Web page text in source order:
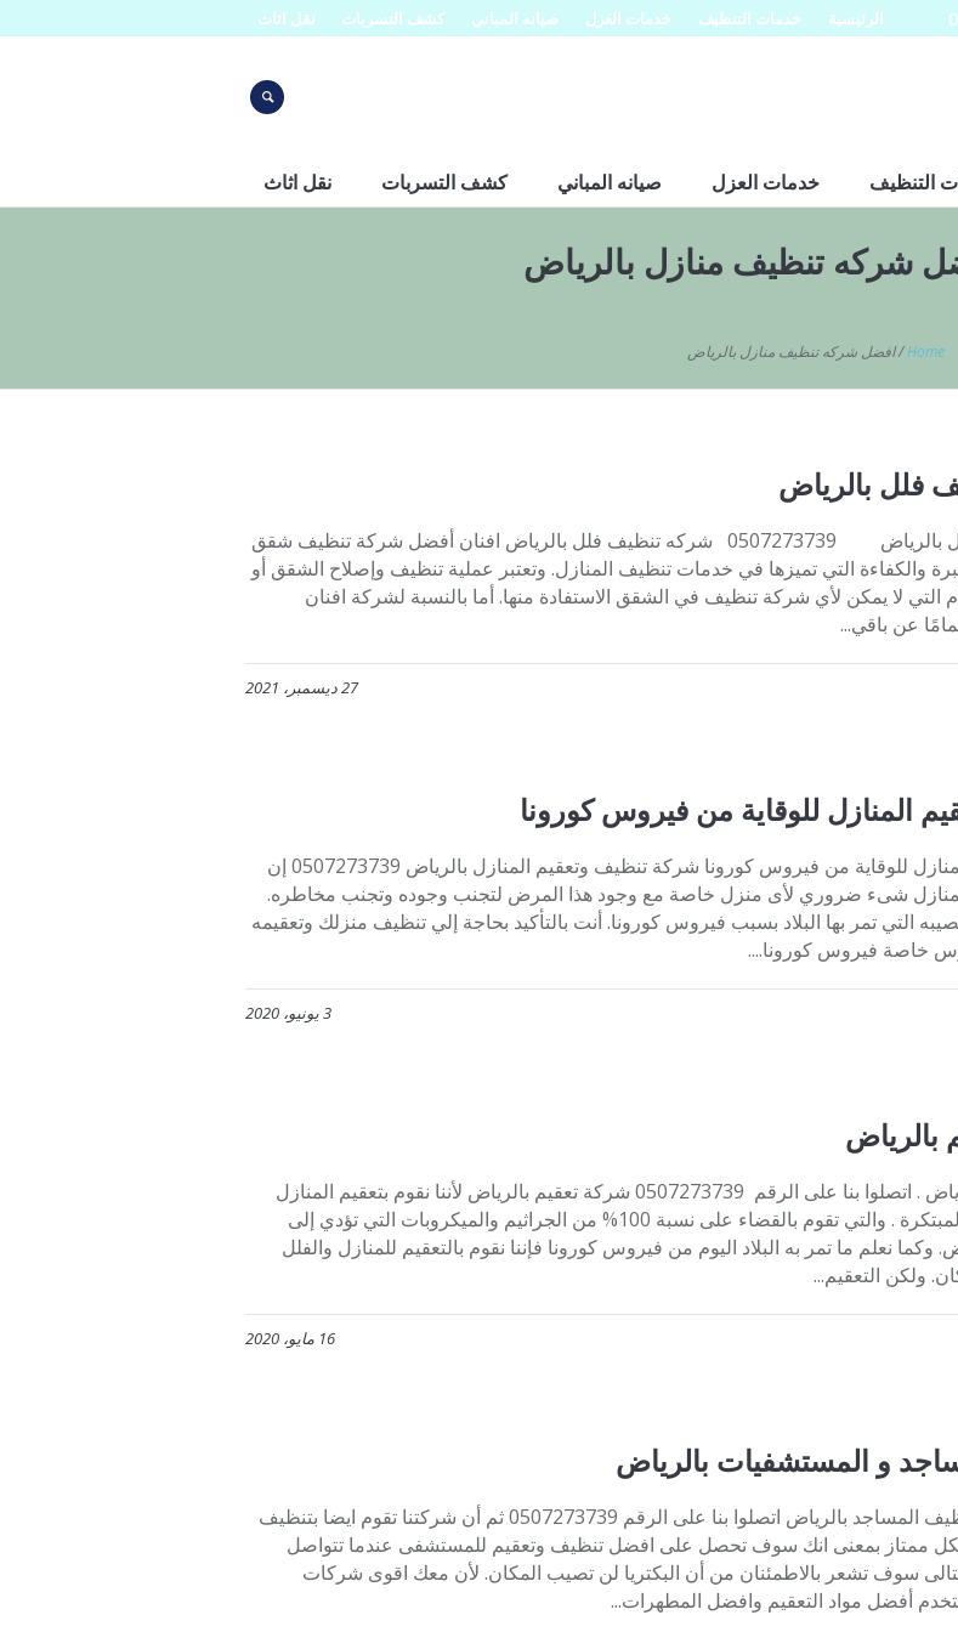
الرئيسية خدمات التنظيف خدمات العزل صيانه المباني كشف التسربات نقل اثاث
التنظيف خدمات العزل صيانه المباني كشف التسربات نقل اثاث
شركه تنظيف منازل بالرياض
Home
/افضل شركه تنظيف منازل بالرياض
فلل بالرياض
شركه تنظيف فلل بالرياض 0507273739 شركه تنظيف فلل بالرياض افنان أفضل شركة تنظيف شقق
والكفاءة التي تميزها في خدمات تنظيف المنازل. وتعتبر عملية تنظيف وإصلاح الشقق أو
التي لا يمكن لأي شركة تنظيف في الشقق الاستفادة منها. أما بالنسبة لشركة افنان
عن باقي...
27 ديسمبر، 2021
المنازل للوقاية من فيروس كورونا
تنظيف وتعقيم المنازل للوقاية من فيروس كورونا شركة تنظيف وتعقيم المنازل بالرياض 0507273739 إن
شىء ضروري لأى منزل خاصة مع وجود هذا المرض لتجنب وجوده وتجنب مخاطره.
التي تمر بها البلاد بسبب فيروس كورونا. أنت بالتأكيد بحاجة إلي تنظيف منزلك وتعقيمه
خاصة فيروس كورونا....
3 يونيو، 2020
بالرياض
شركة تعقيم بالرياض . اتصلوا بنا على الرقم 0507273739 شركة تعقيم بالرياض لأننا نقوم بتعقيم المنازل
بأحدث الوسائل المبتكرة . والتي تقوم بالقضاء على نسبة 100% من الجراثيم والميكروبات التي تؤدي إلى
وكما نعلم ما تمر به البلاد اليوم من فيروس كورونا فإننا نقوم بالتعقيم للمنازل والفلل
ولكن التعقيم...
16 مايو، 2020
و المستشفيات بالرياض
أفضل شركة لتنظيف المساجد بالرياض اتصلوا بنا على الرقم 0507273739 ثم أن شركتنا تقوم ايضا بتنظيف
ممتاز بمعنى انك سوف تحصل على افضل تنظيف وتعقيم للمستشفى عندما تتواصل
بتالى سوف تشعر بالاطمئنان من أن البكتريا لن تصيب المكان. لأن معك اقوى شركات
أفضل مواد التعقيم وافضل المطهرات...